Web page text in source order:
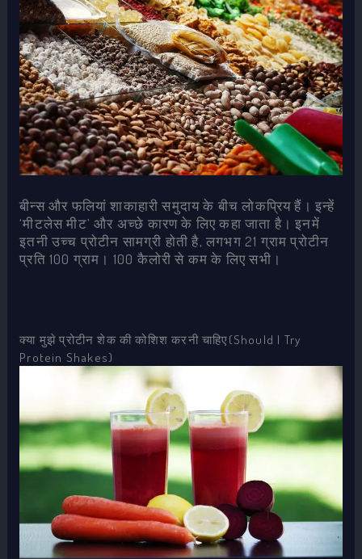
बीन्स और फलियां शाकाहारी समुदाय के बीच लोकप्रिय हैं। इन्हें
‘मीटलेस मीट’ और अच्छे कारण के लिए कहा जाता है। इनमें
इतनी उच्च प्रोटीन सामग्री होती है, लगभग 21 ग्राम प्रोटीन
प्रति 100 ग्राम। 100 कैलोरी से कम के लिए सभी।
क्या मुझे प्रोटीन शेक की कोशिश करनी चाहिए(Should I Try
Protein Shakes)